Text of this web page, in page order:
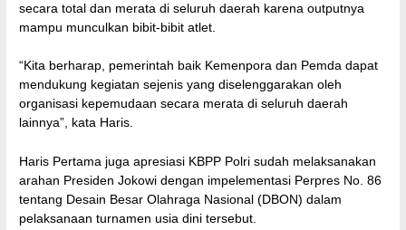
secara total dan merata di seluruh daerah karena outputnya
mampu munculkan bibit-bibit atlet.
“Kita berharap, pemerintah baik Kemenpora dan Pemda dapat
mendukung kegiatan sejenis yang diselenggarakan oleh
organisasi kepemudaan secara merata di seluruh daerah
lainnya”, kata Haris.
Haris Pertama juga apresiasi KBPP Polri sudah melaksanakan
arahan Presiden Jokowi dengan impelementasi Perpres No. 86
tentang Desain Besar Olahraga Nasional (DBON) dalam
pelaksanaan turnamen usia dini tersebut.